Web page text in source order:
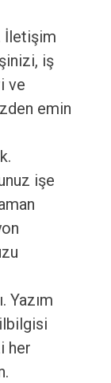
İletişim
iş
ve
emin
işe
Yazım
her